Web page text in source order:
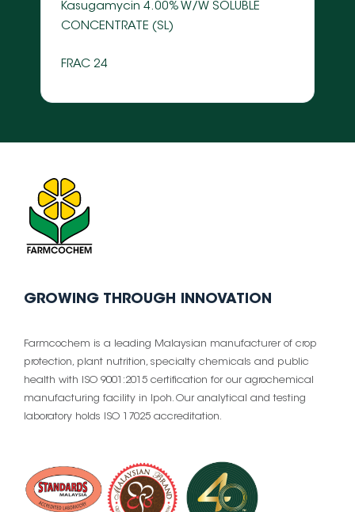
Kasugamycin 4.00% W/W SOLUBLE
CONCENTRATE (SL)
FRAC 24
GROWING THROUGH INNOVATION
Farmcochem is a leading Malaysian manufacturer of crop
protection, plant nutrition, specialty chemicals and public
health with ISO 9001:2015 certification for our agrochemical
manufacturing facility in Ipoh. Our analytical and testing
laboratory holds ISO 17025 accreditation.